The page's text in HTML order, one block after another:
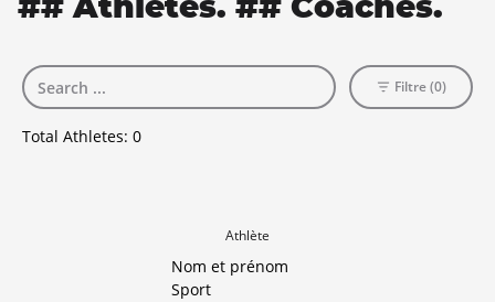
Total Athletes: 0
Filtre (0)
Athlète
Nom et prénom
Sport